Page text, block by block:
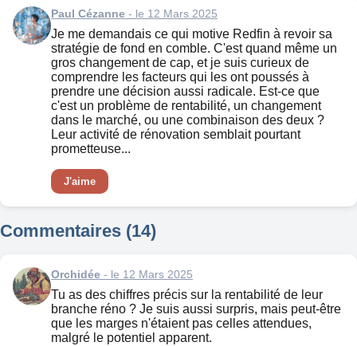
Paul Cézanne - le 12 Mars 2025
Je me demandais ce qui motive Redfin à revoir sa
stratégie de fond en comble. C'est quand même un
gros changement de cap, et je suis curieux de
comprendre les facteurs qui les ont poussés à
prendre une décision aussi radicale. Est-ce que
c'est un problème de rentabilité, un changement
dans le marché, ou une combinaison des deux ?
Leur activité de rénovation semblait pourtant
prometteuse...
J'aime
Commentaires (14)
Orchidée - le 12 Mars 2025
Tu as des chiffres précis sur la rentabilité de leur
branche réno ? Je suis aussi surpris, mais peut-être
que les marges n'étaient pas celles attendues,
malgré le potentiel apparent.